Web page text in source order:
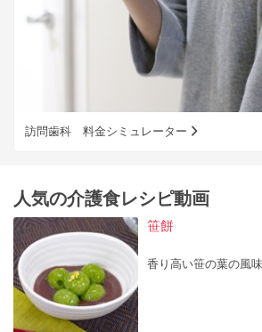
訪問歯科 料金シミュレーター
人気の介護食レシピ動画
笹餅
香り高い笹の葉の風